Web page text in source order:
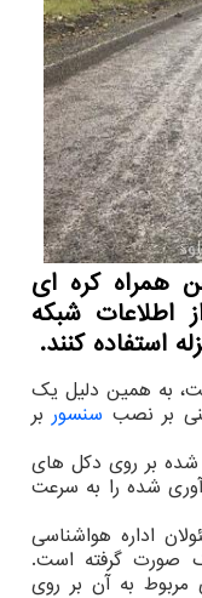
همراه كره ای
اطلاعات شبكه
استفاده كنند.
به همین دلیل یک
بر نصب سنسور بر
بر روی دکل های
شده را به سرعت
اداره هواشناسی
صورت گرفته است.
به آن بر روی